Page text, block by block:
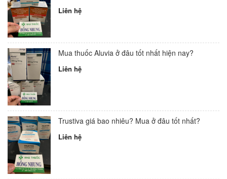
Liên hệ
Mua thuốc Aluvia ở đâu tốt nhất hiện nay?
Liên hệ
Trustiva giá bao nhiêu? Mua ở đâu tốt nhất?
Liên hệ